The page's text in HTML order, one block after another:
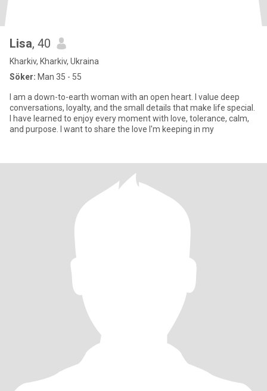
Lisa, 40
Kharkiv, Kharkiv, Ukraina
Söker: Man 35 - 55
I am a down-to-earth woman with an open heart. I value deep
conversations, loyalty, and the small details that make life special.
I have learned to enjoy every moment with love, tolerance, calm,
and purpose. I want to share the love I'm keeping in my